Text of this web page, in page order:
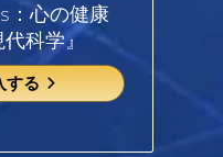
：心の健康
科学』
する